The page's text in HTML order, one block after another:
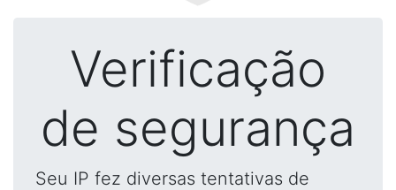
Verificação
de segurança
Seu IP fez diversas tentativas de